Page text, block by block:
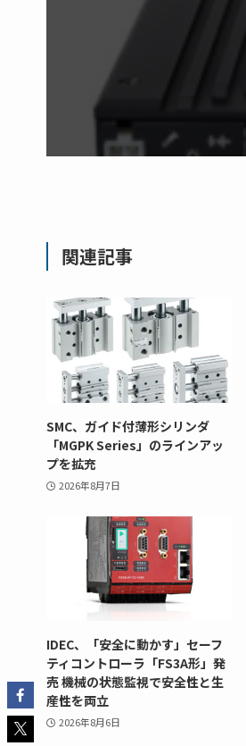
関連記事
SMC、ガイド付薄形シリンダ
「MGPK Series」のラインアッ
プを拡充
2026年8月7日
IDEC、「安全に動かす」セーフ
ティコントローラ「FS3A形」発
売 機械の状態監視で安全性と生
産性を両立
2026年8月6日